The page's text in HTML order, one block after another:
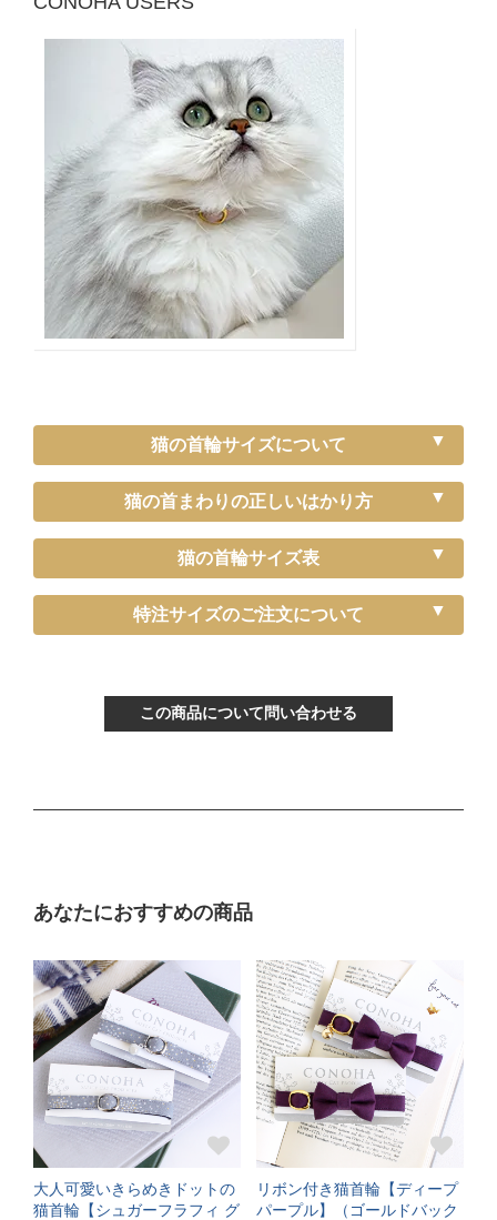
猫の首輪サイズについて
猫の首まわりの正しいはかり方
猫の首輪サイズ表
《特注》Sサイズ（－5cm）
Mサイズ
16～21cm
〔首輪サイズ〕
バックルで18～27cmに調節可能
〔サイズの目安〕
3～5kgの成猫
《特注》Lサイズ（+5cm）
特注サイズのご注文について
この商品について問い合わせる
あなたにおすすめの商品
大人可愛いきらめきドットの
猫首輪【シュガーフラフィ グ
リボン付き猫首輪【ディープ
パープル】（ゴールドバック